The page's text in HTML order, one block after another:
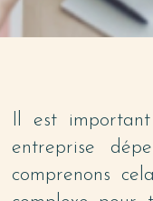
Il est
entreprise
comprenons